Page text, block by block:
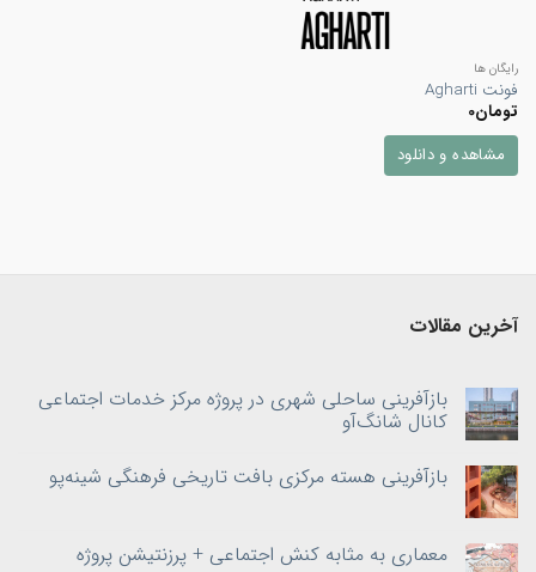
رایگان ها
فونت Agharti
تومان0
مشاهده و دانلود
آخرین مقالات
بازآفرینی ساحلی شهری در پروژه مرکز خدمات اجتماعی
کانال شانگ‌آو
بازآفرینی هسته‌ مرکزی بافت تاریخی فرهنگی شینه‌پو
معماری به‌ مثابه کنش اجتماعی + پرزنتیشن پروژه